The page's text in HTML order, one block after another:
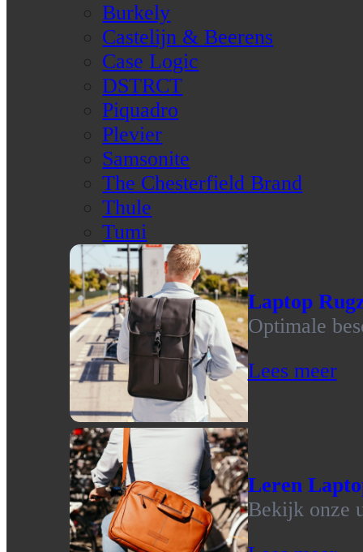
Burkely
Castelijn & Beerens
Case Logic
DSTRCT
Piquadro
Plevier
Samsonite
The Chesterfield Brand
Thule
Tumi
Laptop
Optimale
Lees meer
Leren
Bekijk onze